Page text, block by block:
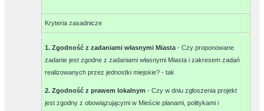
Kryteria zasadnicze
1. Zgodność z zadaniami własnymi Miasta- Czy proponowane
zadanie jest zgodne z zadaniami własnymi Miasta i zakresem zadań
realizowanych przez jednostki miejskie? -tak
2. Zgodność z prawem lokalnym- Czy w dniu zgłoszenia projekt
jest zgodny z obowiązującymi w Mieście planami, politykami i